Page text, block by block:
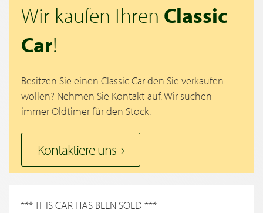
Wir kaufen Ihren Classic
Car!
Besitzen Sie einen Classic Car den Sie verkaufen
wollen? Nehmen Sie Kontakt auf. Wir suchen
immer Oldtimer für den Stock.
Kontaktiere uns
*** THIS CAR HAS BEEN SOLD ***